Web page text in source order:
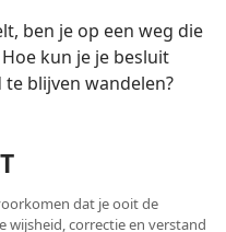
ben je op een weg die
kun je je besluit
blijven wandelen?
dat je ooit de
wijsheid, correctie en verstand